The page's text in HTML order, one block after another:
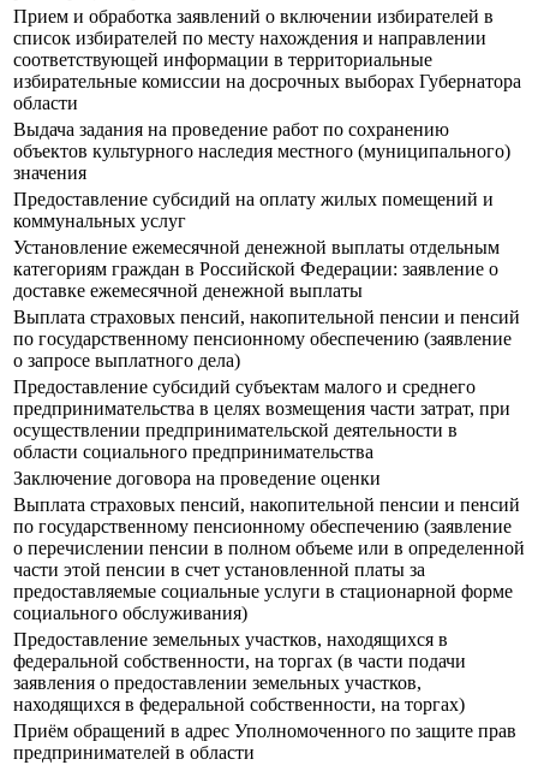
Прием и обработка заявлений о включении избирателей в
список избирателей по месту нахождения и направлении
соответствующей информации в территориальные
избирательные комиссии на досрочных выборах Губернатора
области
Выдача задания на проведение работ по сохранению
объектов культурного наследия местного (муниципального)
значения
Предоставление субсидий на оплату жилых помещений и
коммунальных услуг
Установление ежемесячной денежной выплаты отдельным
категориям граждан в Российской Федерации: заявление о
доставке ежемесячной денежной выплаты
Выплата страховых пенсий, накопительной пенсии и пенсий
по государственному пенсионному обеспечению (заявление
о запросе выплатного дела)
Предоставление субсидий субъектам малого и среднего
предпринимательства в целях возмещения части затрат, при
осуществлении предпринимательской деятельности в
области социального предпринимательства
Заключение договора на проведение оценки
Выплата страховых пенсий, накопительной пенсии и пенсий
по государственному пенсионному обеспечению (заявление
о перечислении пенсии в полном объеме или в определенной
части этой пенсии в счет установленной платы за
предоставляемые социальные услуги в стационарной форме
социального обслуживания)
Предоставление земельных участков, находящихся в
федеральной собственности, на торгах (в части подачи
заявления о предоставлении земельных участков,
находящихся в федеральной собственности, на торгах)
Приём обращений в адрес Уполномоченного по защите прав
предпринимателей в области